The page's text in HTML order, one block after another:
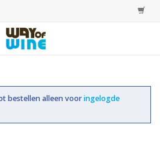
bestellen alleen vooringelogde